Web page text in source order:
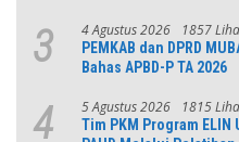
3 4 Agustus 2026 1857
PEMKAB dan DPRD
Bahas APBD-P TA 2026
4 5 Agustus 2026 1815
Tim PKM Program